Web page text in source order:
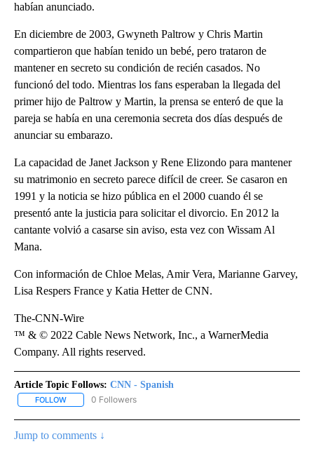
habían anunciado.
En diciembre de 2003, Gwyneth Paltrow y Chris Martin
compartieron que habían tenido un bebé, pero trataron de
mantener en secreto su condición de recién casados. No
funcionó del todo. Mientras los fans esperaban la llegada del
primer hijo de Paltrow y Martin, la prensa se enteró de que la
pareja se había en una ceremonia secreta dos días después de
anunciar su embarazo.
La capacidad de Janet Jackson y Rene Elizondo para mantener
su matrimonio en secreto parece difícil de creer. Se casaron en
1991 y la noticia se hizo pública en el 2000 cuando él se
presentó ante la justicia para solicitar el divorcio. En 2012 la
cantante volvió a casarse sin aviso, esta vez con Wissam Al
Mana.
Con información de Chloe Melas, Amir Vera, Marianne Garvey,
Lisa Respers France y Katia Hetter de CNN.
The-CNN-Wire
™ & © 2022 Cable News Network, Inc., a WarnerMedia
Company. All rights reserved.
Article Topic Follows: CNN - Spanish
FOLLOW FOLLOW "CNN - SPANISH" TO RECEIVE NOTIFICATIONS ABOUT
0 Followers
Jump to comments ↓